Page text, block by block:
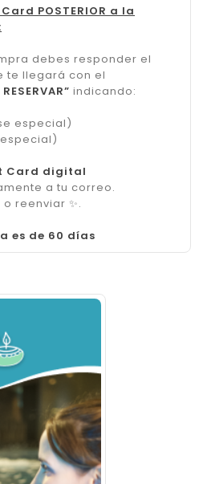
POSTERIOR a la
debes responder el
te llegará con el
indicando:
especial)
Card digital
a tu correo.
reenviar ✨.
es de 60 días